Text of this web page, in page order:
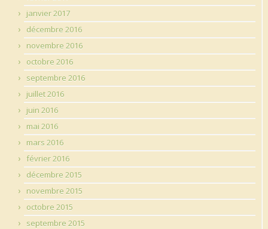
janvier 2017
décembre 2016
novembre 2016
octobre 2016
septembre 2016
juillet 2016
juin 2016
mai 2016
mars 2016
février 2016
décembre 2015
novembre 2015
octobre 2015
septembre 2015